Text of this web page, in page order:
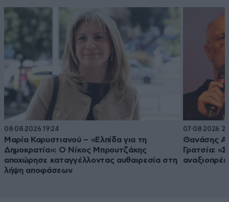
08·08·2026 19:24
Μαρία Καρυστιανού – «Ελπίδα για τη
Δημοκρατία»: Ο Νίκος Μπρουτζάκης
αποχώρησε καταγγέλλοντας αυθαιρεσία στη
λήψη αποφάσεων
07·08·2026
Θανάσης
Γρατσία: